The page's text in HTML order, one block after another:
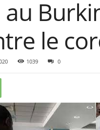
le
1039 0